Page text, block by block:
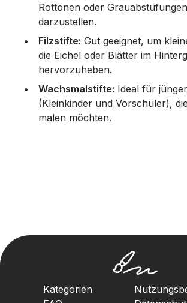
Rottönen oder Grauabstufungen
darzustellen.
Filzstifte: Gut geeignet, um
die Eichel oder Blätter im
hervorzuheben.
Wachsmalstifte: Ideal für
(Kleinkinder und Vorschüler),
malen möchten.
Kategorien